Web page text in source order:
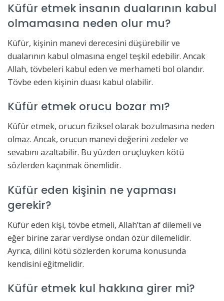
Küfür etmek insanın dualarının kabul
olmamasına neden olur mu?
Küfür, kişinin manevi derecesini düşürebilir ve
dualarının kabul olmasına engel teşkil edebilir. Ancak
Allah, tövbeleri kabul eden ve merhameti bol olandır.
Tövbe eden kişinin duası kabul olabilir.
Küfür etmek orucu bozar mı?
Küfür etmek, orucun fiziksel olarak bozulmasına neden
olmaz. Ancak, orucun manevi değerini zedeler ve
sevabını azaltabilir. Bu yüzden oruçluyken kötü
sözlerden kaçınmak önemlidir.
Küfür eden kişinin ne yapması
gerekir?
Küfür eden kişi, tövbe etmeli, Allah’tan af dilemeli ve
eğer birine zarar verdiyse ondan özür dilemelidir.
Ayrıca, dilini kötü sözlerden koruma konusunda
kendisini eğitmelidir.
Küfür etmek kul hakkına girer mi?